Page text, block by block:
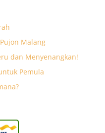
Malang
dan Menyenangkan!
Pemula